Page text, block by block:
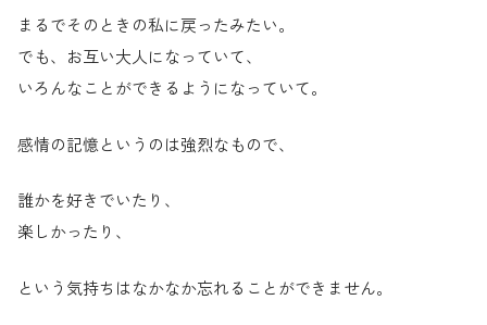
まるでそのときの私に戻ったみたい。
でも、お互い大人になっていて、
いろんなことができるようになっていて。
感情の記憶というのは強烈なもので、
誰かを好きでいたり、
楽しかったり、
という気持ちはなかなか忘れることができません。